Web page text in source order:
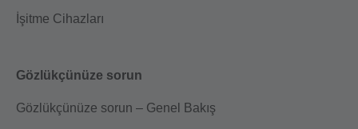
İşitme Cihazları
Gözlükçünüze sorun
Gözlükçünüze sorun – Genel Bakış